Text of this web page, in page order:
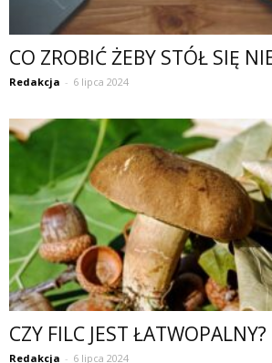
CO ZROBIĆ ŻEBY STÓŁ SIĘ
Redakcja - 6 lipca 2024
CZY FILC JEST ŁATWOPALNY?
Redakcja - 6 lipca 2024